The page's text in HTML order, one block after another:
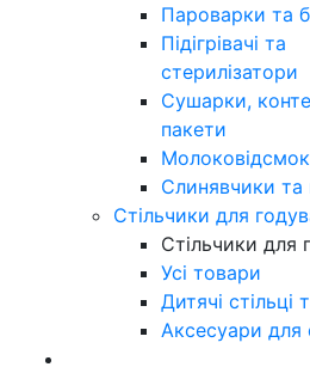
Пароварки та
Підігрівачі та
стерилізатори
Сушарки,
пакети
Слинявчики та
Стільчики для
Стільчики для
Усі товари
Дитячі стільці
Аксесуари для